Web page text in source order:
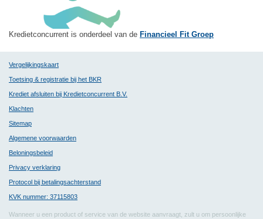
Kredietconcurrent is onderdeel van de Financieel Fit Groep
Vergelijkingskaart
Toetsing & registratie bij het BKR
Krediet afsluiten bij Kredietconcurrent B.V.
Klachten
Sitemap
Algemene voorwaarden
Beloningsbeleid
Privacy verklaring
Protocol bij betalingsachterstand
KVK nummer: 37115803
Wanneer u een product of service van de website aanvraagt, zult u om persoonlijke